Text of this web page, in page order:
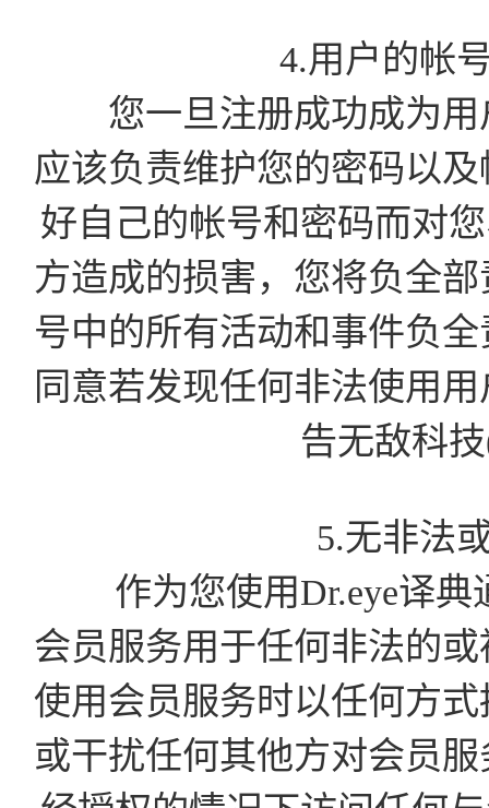
4.用户的帐
您一旦注册成功成为用
应该负责维护您的密码以
好自己的帐号和密码而对
方造成的损害，您将负全
号中的所有活动和事件负
同意若发现任何非法使用
告无敌科
5.无非法
作为您使用Dr.eye译典
会员服务用于任何非法的
使用会员服务时以任何方
或干扰任何其他方对会员